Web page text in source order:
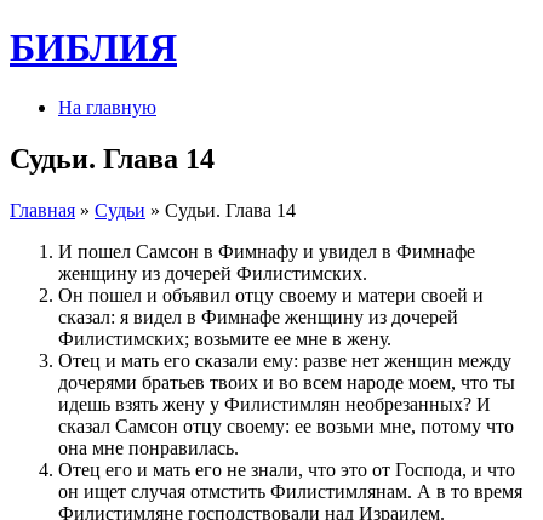
БИБЛИЯ
На главную
Судьи. Глава 14
Главная » Судьи » Судьи. Глава 14
И пошел Самсон в Фимнафу и увидел в Фимнафе
женщину из дочерей Филистимских.
Он пошел и объявил отцу своему и матери своей и
сказал: я видел в Фимнафе женщину из дочерей
Филистимских; возьмите ее мне в жену.
Отец и мать его сказали ему: разве нет женщин между
дочерями братьев твоих и во всем народе моем, что ты
идешь взять жену у Филистимлян необрезанных? И
сказал Самсон отцу своему: ее возьми мне, потому что
она мне понравилась.
Отец его и мать его не знали, что это от Господа, и что
он ищет случая отмстить Филистимлянам. А в то время
Филистимляне господствовали над Израилем.